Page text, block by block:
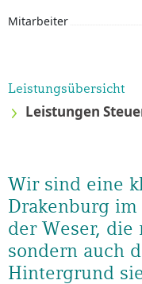
Mitarbeiter
Leistungsübersicht
Leistungen
Wir sind eine
Drakenburg
der Weser,
sondern auch
Hintergrund